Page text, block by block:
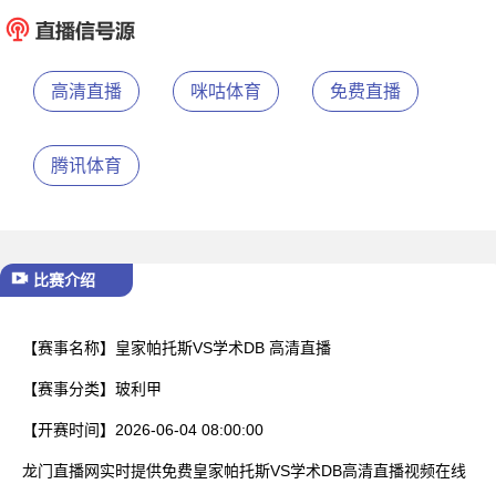
高清直播 咪咕体育 免费直播
腾讯体育
比赛介绍
【赛事名称】 皇家帕托斯VS学术DB 高清直播
【赛事分类】 玻利甲
【开赛时间】 2026-06-04 08:00:00
龙门直播网实时提供免费皇家帕托斯VS学术DB高清直播视频在线